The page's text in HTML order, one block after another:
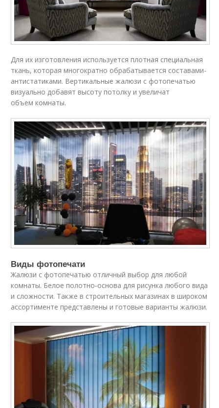
Для их изготовления используется плотная специальная
ткань, которая многократно обрабатывается составами-
антистатиками. Вертикальные жалюзи с фотопечатью
визуально добавят высоту потолку и увеличат
объем комнаты.
Виды фотопечати
Жалюзи с фотопечатью отличный выбор для любой
комнаты. Белое полотно-основа для рисунка любого вида
и сложности. Также в строительных магазинах в широком
ассортименте представлены и готовые варианты жалюзи.